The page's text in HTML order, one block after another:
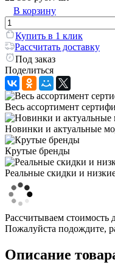
В корзину
Купить в 1 клик
Рассчитать доставку
Под заказ
Поделиться
Весь ассортимент
Новинки и актуальные
Крутые бренды
Реальные скидки и
Рассчитываем стоимость
Пожалуйста подождите,
Описание